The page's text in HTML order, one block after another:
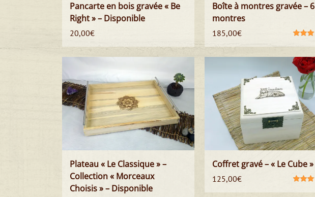
Pancarte en bois gravée « Be
Right » – Disponible
20,00€
Boîte à montres gravée – 6
montres
185,00€
Plateau « Le Classique » –
Collection « Morceaux
Choisis » – Disponible
Coffret gravé – « Le Cube »
125,00€